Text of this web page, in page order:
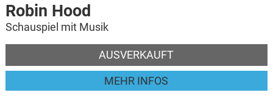
Robin Hood
Schauspiel mit Musik
AUSVERKAUFT
MEHR INFOS